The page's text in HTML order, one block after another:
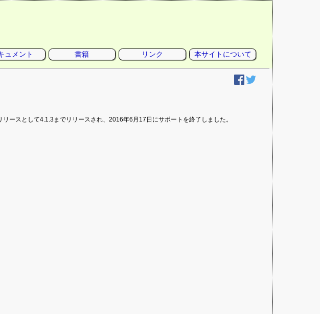
ュメント 書籍 リンク 本サイトについて
ースとして4.1.3までリリースされ、2016年6月17日にサポートを終了しました。